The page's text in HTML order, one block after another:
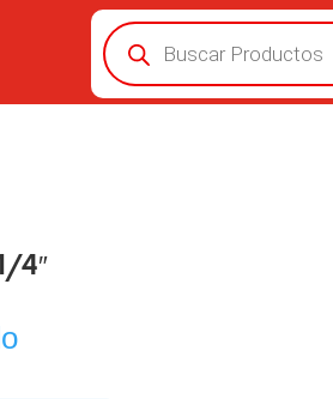
Búsqueda
de
productos
4″